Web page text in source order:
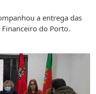
a entrega das
do Porto.